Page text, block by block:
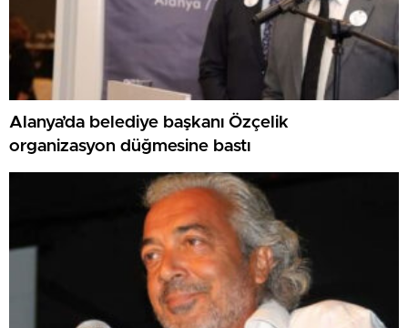
Alanya’da belediye başkanı Özçelik
organizasyon düğmesine bastı